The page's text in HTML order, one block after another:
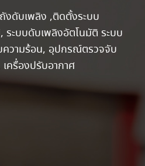
ดับเพลิง ,ติดตั้งระบบ
ะบบดับเพลิงอัตโนมัติ ระบบ
ความร้อน, อุปกรณ์ตรวจจับ
ครื่องปรับอากาศ